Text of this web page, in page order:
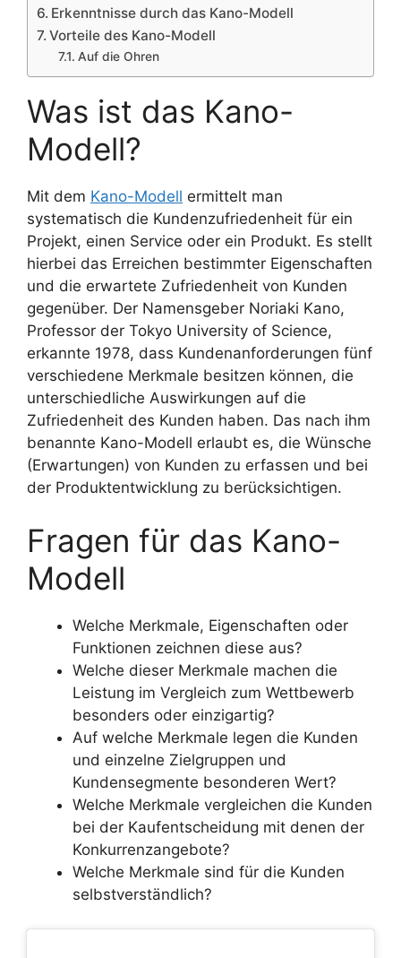
Erkenntnisse durch das Kano-Modell
Vorteile des Kano-Modell
Auf die Ohren
Was ist das Kano-
Modell?
Mit dem Kano-Modell ermittelt man
systematisch die Kundenzufriedenheit für ein
Projekt, einen Service oder ein Produkt. Es stellt
hierbei das Erreichen bestimmter Eigenschaften
und die erwartete Zufriedenheit von Kunden
gegenüber. Der Namensgeber Noriaki Kano,
Professor der Tokyo University of Science,
erkannte 1978, dass Kundenanforderungen fünf
verschiedene Merkmale besitzen können, die
unterschiedliche Auswirkungen auf die
Zufriedenheit des Kunden haben. Das nach ihm
benannte Kano-Modell erlaubt es, die Wünsche
(Erwartungen) von Kunden zu erfassen und bei
der Produktentwicklung zu berücksichtigen.
Fragen für das Kano-
Modell
Welche Merkmale, Eigenschaften oder
Funktionen zeichnen diese aus?
Welche dieser Merkmale machen die
Leistung im Vergleich zum Wettbewerb
besonders oder einzigartig?
Auf welche Merkmale legen die Kunden
und einzelne Zielgruppen und
Kundensegmente besonderen Wert?
Welche Merkmale vergleichen die Kunden
bei der Kaufentscheidung mit denen der
Konkurrenzangebote?
Welche Merkmale sind für die Kunden
selbstverständlich?